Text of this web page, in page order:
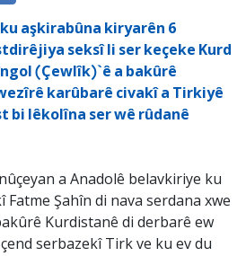
aşkirabûna kiryarên 6
seksî li ser keçeke Kurd
(Çewlîk)`ê a bakûrê
karûbarê civakî a Tirkiyê
bi lêkolîna ser wê rûdanê
a Anadolê belavkiriye ku
Şahîn di nava serdana xwe
Kurdistanê di derbarê ew
serbazekî Tirk ve ku ev du